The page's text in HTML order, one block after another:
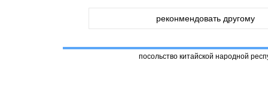
реконмендовать другому
посольство китайской народной